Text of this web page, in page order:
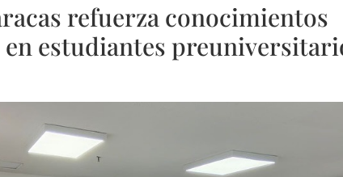
refuerza conocimientos
estudiantes